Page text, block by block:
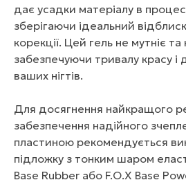
дає усадки матеріалу в
зберігаючи ідеальний
корекції. Цей гель не мутніє та
забезпечуючи тривалу красу і
ваших нігтів.
Для досягнення найкращого
забезпечення надійного
пластиною рекомендується
підложку з тонким шаром
Base Rubber або F.O.X Base